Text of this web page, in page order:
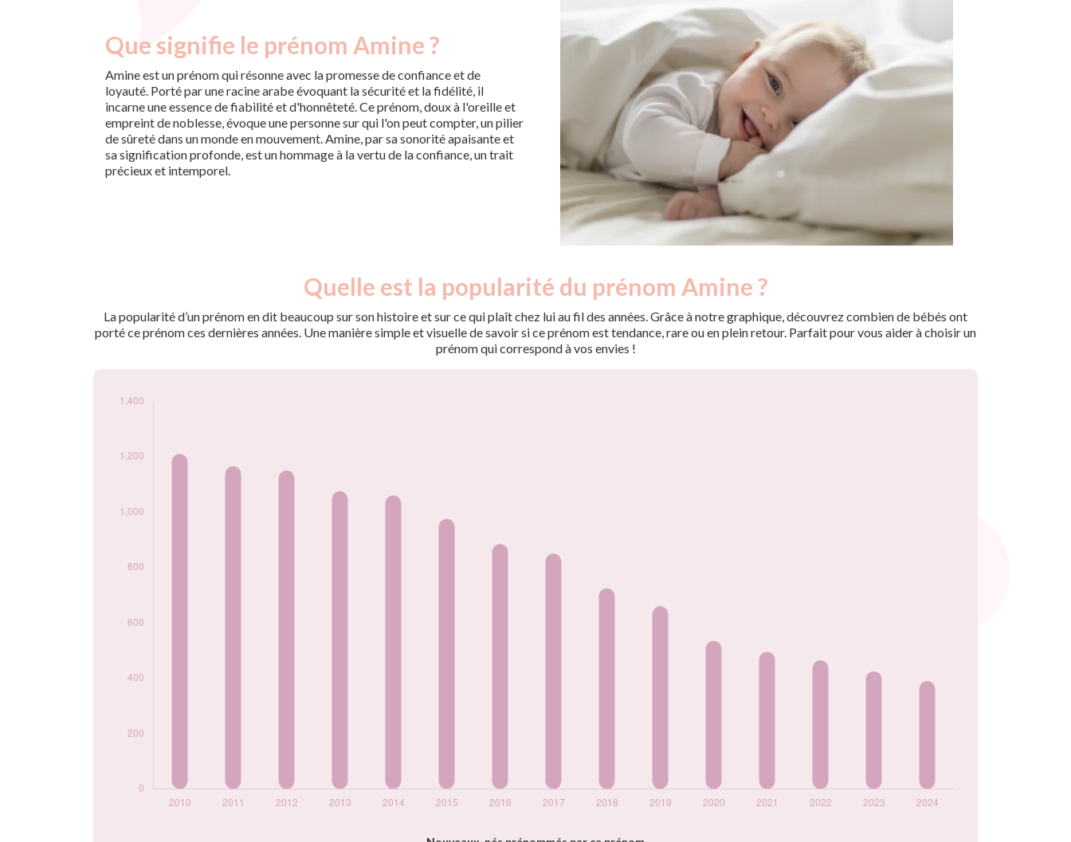
Que signifie le prénom Amine ?
Amine est un prénom qui résonne avec la promesse de confiance et de
loyauté. Porté par une racine arabe évoquant la sécurité et la fidélité, il
incarne une essence de fiabilité et d'honnêteté. Ce prénom, doux à l'oreille et
empreint de noblesse, évoque une personne sur qui l'on peut compter, un pilier
de sûreté dans un monde en mouvement. Amine, par sa sonorité apaisante et
sa signification profonde, est un hommage à la vertu de la confiance, un trait
précieux et intemporel.
Quelle est la popularité du prénom Amine ?
La popularité d’un prénom en dit beaucoup sur son histoire et sur ce qui plaît chez lui au fil des années. Grâce à notre graphique, découvrez combien de bébés ont
porté ce prénom ces dernières années. Une manière simple et visuelle de savoir si ce prénom est tendance, rare ou en plein retour. Parfait pour vous aider à choisir un
prénom qui correspond à vos envies !
prénom Amine par
2009
1170
2010
1210
2014
1060
2017
850
2020
535